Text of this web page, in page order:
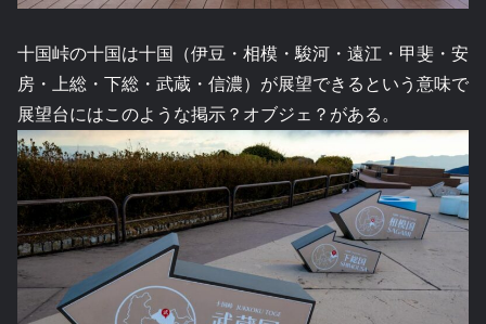
十国峠の十国は十国（伊豆・相模・駿河・遠江・甲斐・安
房・上総・下総・武蔵・信濃）が展望できるという意味で
展望台にはこのような掲示？オブジェ？がある。